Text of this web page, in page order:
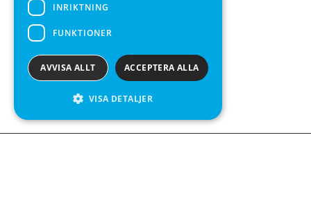
INRIKTNING
FUNKTIONER
ACCEPTERA ALLA
AVVISA ALLT
VISA DETALJER